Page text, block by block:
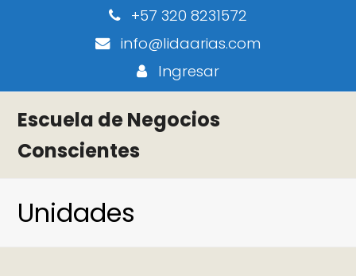
+57 320 8231572
info@lidaarias.com
Ingresar
Escuela de Negocios
Conscientes
Unidades